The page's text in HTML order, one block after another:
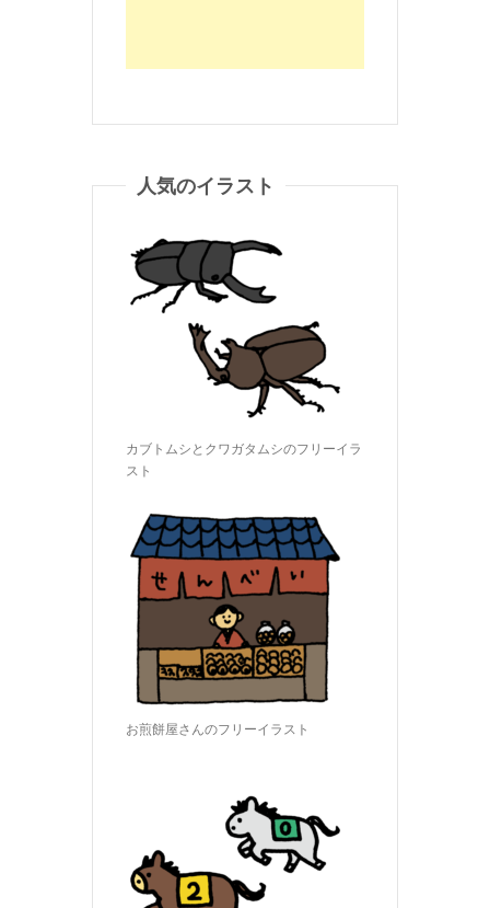
人気のイラスト
カブトムシとクワガタムシのフリーイラ
スト
お煎餅屋さんのフリーイラスト